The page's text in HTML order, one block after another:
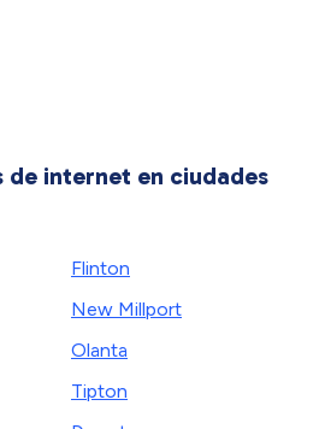
de internet en ciudades
Flinton
New Millport
Olanta
Tipton